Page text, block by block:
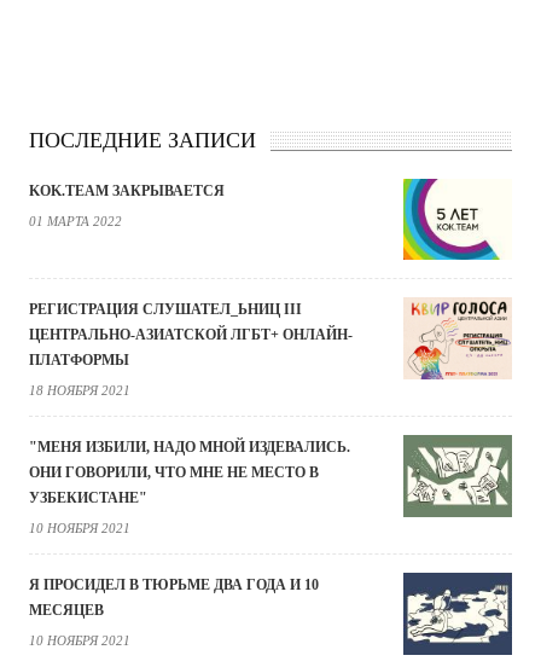
ПОСЛЕДНИЕ ЗАПИСИ
KOK.TEAM ЗАКРЫВАЕТСЯ
01 МАРТА 2022
РЕГИСТРАЦИЯ СЛУШАТЕЛ_ЬНИЦ III
ЦЕНТРАЛЬНО-АЗИАТСКОЙ ЛГБТ+ ОНЛАЙН-
ПЛАТФОРМЫ
18 НОЯБРЯ 2021
"МЕНЯ ИЗБИЛИ, НАДО МНОЙ ИЗДЕВАЛИСЬ.
ОНИ ГОВОРИЛИ, ЧТО МНЕ НЕ МЕСТО В
УЗБЕКИСТАНЕ"
10 НОЯБРЯ 2021
Я ПРОСИДЕЛ В ТЮРЬМЕ ДВА ГОДА И 10
МЕСЯЦЕВ
10 НОЯБРЯ 2021